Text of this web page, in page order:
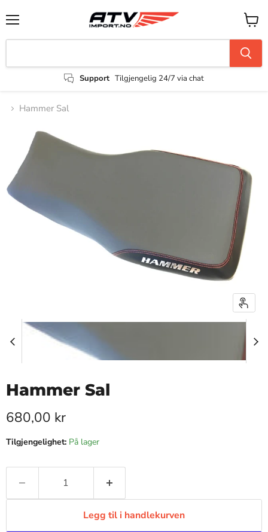
Support Tilgjengelig 24/7 via chat
Hammer Sal
Hammer Sal
Pris nå
680,00 kr
Tilgjengelighet: På lager
Legg til i handlekurven